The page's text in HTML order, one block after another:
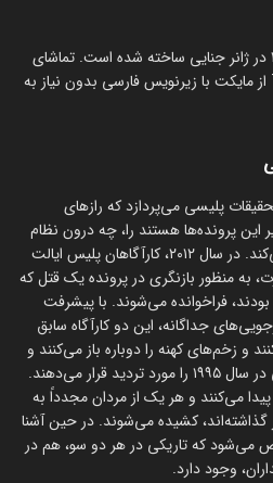
سریال کاراگاه حقیقی در سال 2014 در ژانر جنایی ساخته شده است. تماشای
آنلاین و رایگان True Detective از مایکت با زیرنویس فارسی بدون نیاز به
پلیسی می‌پردازد که رازهای
پرونده‌ها هستند را، چه درون نظام
قانونی و چه خارج از آن، افشا می‌کند. در سال ۲۰۱۲، کارآگاهان پلیس ایالت
به منظور بازنگری در پرونده یک قتل که
کرده بودند، فراخوانده می‌شوند. با پیشرفت
جداگانه، این دو کارآگاه سابق
و زخم‌های کهنه را دوباره باز می‌کنند و
حل شدن یک قتل عجیب و آیینی در سال ۱۹۹۵ را مورد تردید قرار می‌دهند.
با هم تداخل پیدا می‌کنند و هر یک از مردان مجدداً به
کشیده می‌شوند. در حین آشنا
می‌شود که تاریکی در هر دو سو، هم در
وجود دارد.